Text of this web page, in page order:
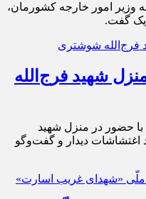
وزیر امور خارجه کشورمان،
گفت.
شهید فرج‌الله
حضور در منزل شهید
اغتشاشات دیدار و گفت‌وگو